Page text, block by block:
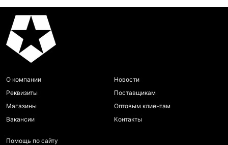
О компании
Реквизиты
Магазины
Вакансии
Новости
Поставщикам
Оптовым клиентам
Контакты
Помощь по сайту